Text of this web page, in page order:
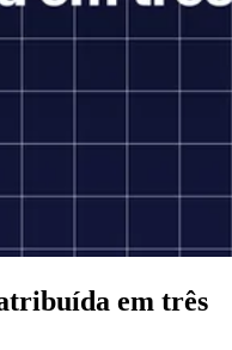
em três